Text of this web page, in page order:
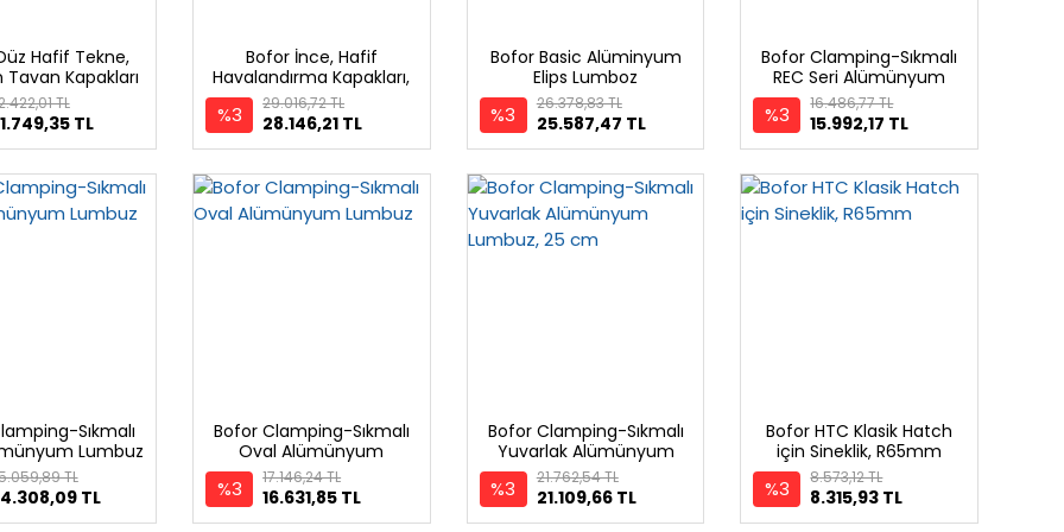
Hafif Tekne,
Tavan Kapakları
TL
TL
Bofor İnce, Hafif
Havalandırma Kapakları,
Alüminyum
%3 28.146,21 TL
29.016,72 TL
Bofor Basic Alüminyum
Elips Lumboz
%3 25.587,47 TL
26.378,83 TL
Bofor Clamping-Sıkmalı
REC Seri Alümünyum
Lumbuz
%3 15.992,17 TL
16.486,77 TL
Sıkmalı
Lumbuz
TL
TL
Bofor Clamping-Sıkmalı
Oval Alümünyum
Lumbuz
%3 16.631,85 TL
17.146,24 TL
Bofor Clamping-Sıkmalı
Yuvarlak Alümünyum
Lumbuz, 25 cm
%3 21.109,66 TL
21.762,54 TL
Bofor HTC Klasik Hatch
için Sineklik, R65mm
%3 8.315,93 TL
8.573,12 TL